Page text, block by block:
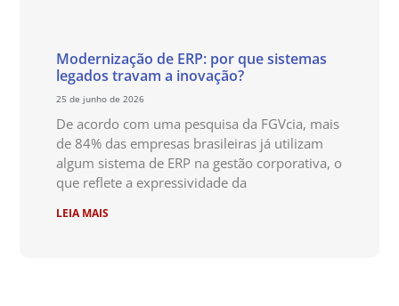
Modernização de ERP: por que sistemas
legados travam a inovação?
25 de junho de 2026
De acordo com uma pesquisa da FGVcia, mais
de 84% das empresas brasileiras já utilizam
algum sistema de ERP na gestão corporativa, o
que reflete a expressividade da
LEIA MAIS